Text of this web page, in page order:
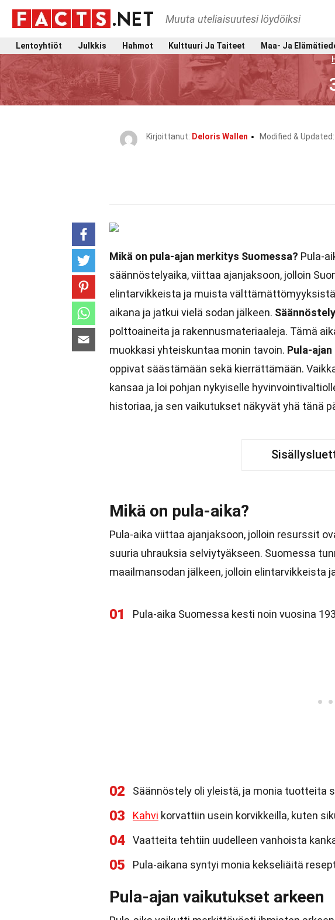
Muuta uteliaisuutesi löydöiksi
Lentoyhtiöt Julkkis Hahmot Kulttuuri Ja Taiteet Maa- Ja
Kirjoittanut: Deloris Wallen Modified & Updated:
Mikä on pula-ajan merkitys Suomessa? Pula-
säännöstelyaika, viittaa ajanjaksoon, jolloin
elintarvikkeista ja muista
aikana ja jatkui vielä sodan jälkeen. Säännöstely
polttoaineita ja rakennusmateriaaleja. Tämä
muokkasi yhteiskuntaa monin tavoin. Pula-ajan
oppivat säästämään sekä kierrättämään.
kansaa ja loi pohjan nykyiselle
historiaa, ja sen vaikutukset näkyvät yhä tänä
Mikä on pula-aika?
Pula-aika viittaa ajanjaksoon, jolloin resurssit
suuria uhrauksia selviytyäkseen. Suomessa
maailmansodan jälkeen, jolloin elintarvikkeista
01 Pula-aika Suomessa kesti noin vuosina
02 Säännöstely oli yleistä, ja monia tuotteita
03 Kahvi korvattiin usein korvikkeilla, kuten
04 Vaatteita tehtiin uudelleen vanhoista
05 Pula-aikana syntyi monia kekseliäitä
Pula-ajan vaikutukset arkeen